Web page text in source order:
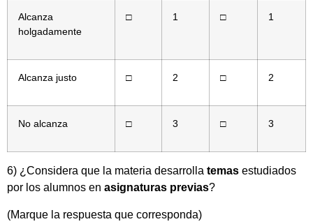
Alcanza
holgadamente
□ 1 □ 1
Alcanza justo □ 2 □ 2
No alcanza □ 3 □ 3
6) ¿Considera que la materia desarrolla temas estudiados
por los alumnos en asignaturas previas?
(Marque la respuesta que corresponda)